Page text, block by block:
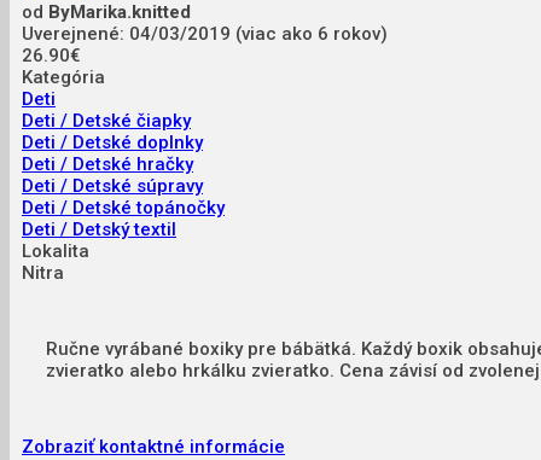
od ByMarika.knitted
Uverejnené: 04/03/2019 (viac ako 6 rokov)
26.90€
Kategória
Deti
Deti / Detské čiapky
Deti / Detské doplnky
Deti / Detské hračky
Deti / Detské súpravy
Deti / Detské topánočky
Deti / Detský textil
Lokalita
Nitra
Ručne vyrábané boxiky pre bábätká. Každý boxik
zvieratko alebo hrkálku zvieratko. Cena závisí od
Zobraziť kontaktné informácie